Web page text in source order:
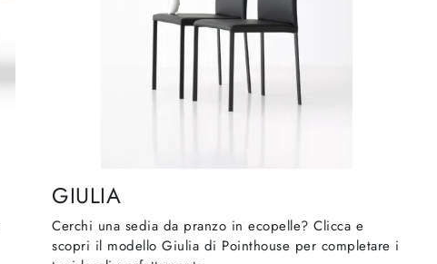
GIULIA
Cerchi una sedia da pranzo in ecopelle? Clicca e
scopri il modello Giulia di Pointhouse per completare i